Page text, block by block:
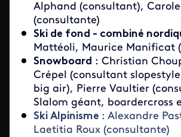
Alphand (consultant),
(consultante)
Ski de fond - combiné
Mattéoli, Maurice Manificat
Snowboard : Christian
Crépel (consultant
big air), Pierre Vaultier
Slalom géant, boardercross
Ski Alpinisme : Alexandre
Laetitia Roux (consultante)